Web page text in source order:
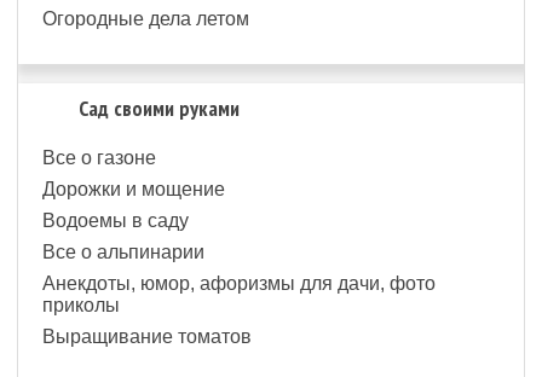
Огородные дела летом
Сад своими руками
Все о газоне
Дорожки и мощение
Водоемы в саду
Все о альпинарии
Анекдоты, юмор, афоризмы для дачи, фото
приколы
Выращивание томатов